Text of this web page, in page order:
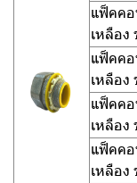
แฟ็คคอ
เหลือง
แฟ็คคอ
เหลือง
แฟ็คคอ
เหลือง
แฟ็คคอ
เหลือง